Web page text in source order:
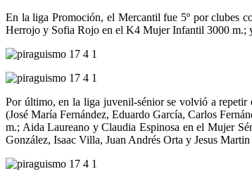
En la liga Promoción, el Mercantil fue 5º por clubes
Herrojo y Sofia Rojo en el K4 Mujer Infantil 3000 m.;
Por último, en la liga juvenil-sénior se volvió a repetir
(José María Fernández, Eduardo García, Carlos
m.; Aida Laureano y Claudia Espinosa en el Mujer
González, Isaac Villa, Juan Andrés Orta y Jesus